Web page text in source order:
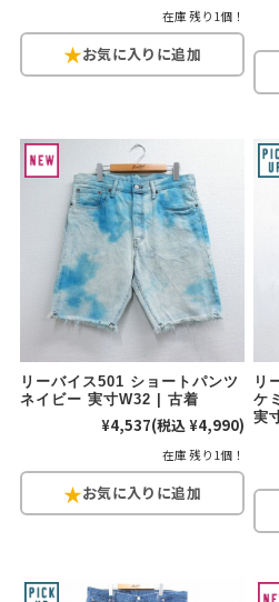
在庫 残り1個！
リーバイス501 ショートパンツ
ネイビー 実寸W32 | 古着
¥4,537(税込 ¥4,990)
在庫 残り1個！
リ
ケ
実